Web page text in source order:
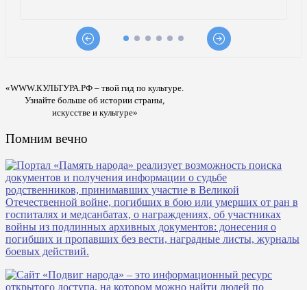
«WWW.КУЛЬТУРА.РФ – твой гид по культуре.
Узнайте больше об истории страны,
искусстве и культуре»
Помним вечно